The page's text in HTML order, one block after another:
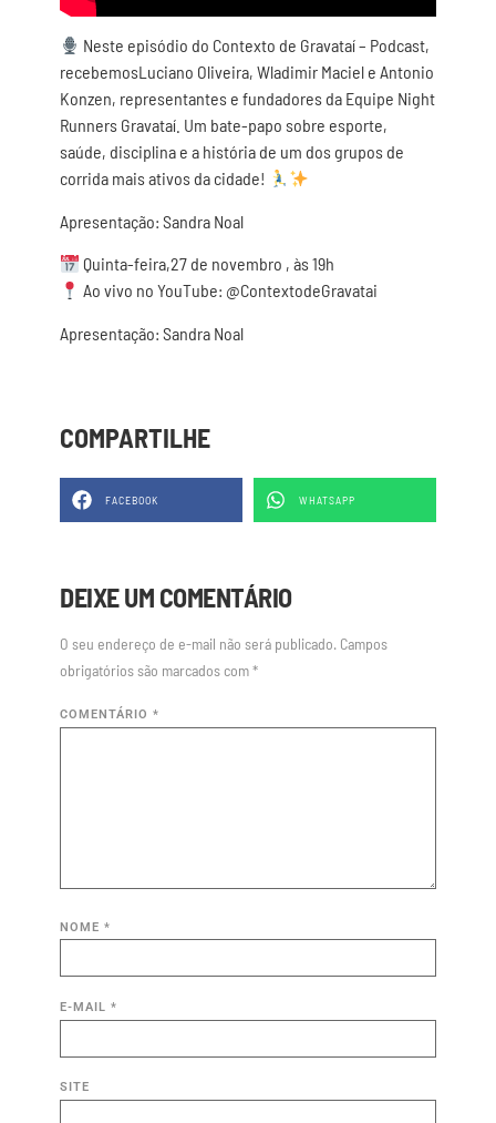
Neste episódio do Contexto de Gravataí – Podcast,
recebemosLuciano Oliveira, Wladimir Maciel e Antonio
Konzen, representantes e fundadores da Equipe Night
Runners Gravataí. Um bate-papo sobre esporte,
saúde, disciplina e a história de um dos grupos de
corrida mais ativos da cidade!
Apresentação: Sandra Noal
Quinta-feira,27 de novembro , às 19h
Ao vivo no YouTube: @ContextodeGravatai
Apresentação: Sandra Noal
COMPARTILHE
FACEBOOK WHATSAPP
DEIXE UM COMENTÁRIO
O seu endereço de e-mail não será publicado. Campos
obrigatórios são marcados com*
COMENTÁRIO *
NOME *
E-MAIL *
SITE